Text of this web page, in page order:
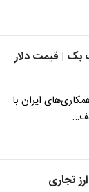
بک | قیمت دلار
ایران با
تجاری